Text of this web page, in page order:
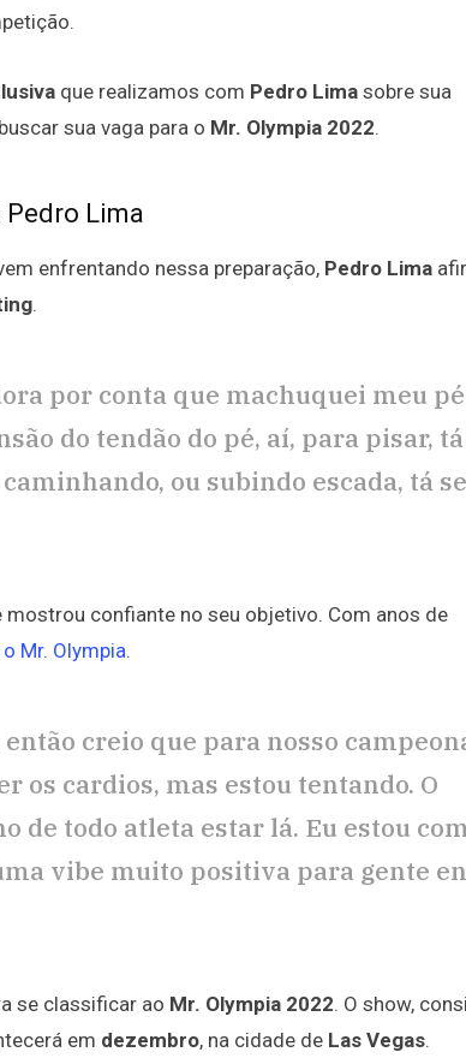
que realizamos com Pedro Lima sobre sua
sua vaga para o Mr. Olympia 2022.
Lima
enfrentando nessa preparação, Pedro Lima
.
por conta que machuquei meu pé
do tendão do pé, aí, para pisar, tá
ou subindo escada, tá
mostrou confiante no seu objetivo. Com anos de
Mr. Olympia.
creio que para nosso
os cardios, mas estou tentando. O
de todo atleta estar lá. Eu estou
vibe muito positiva para gente
se classificar ao Mr. Olympia 2022. O show,
em dezembro, na cidade de Las Vegas.